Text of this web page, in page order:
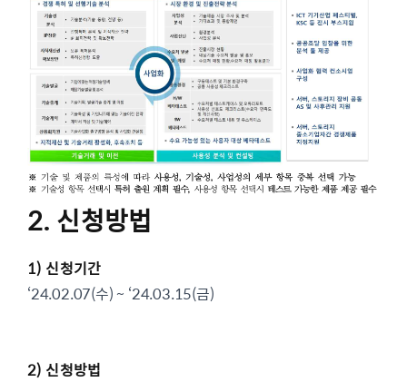
2. 신청방법
1) 신청기간
‘24.02.07(수) ~ ‘24.03.15(금)
2) 신청방법